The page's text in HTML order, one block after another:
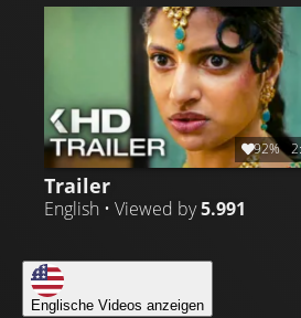
92%
Trailer
English • Viewed by5.991
Englische Videos anzeigen